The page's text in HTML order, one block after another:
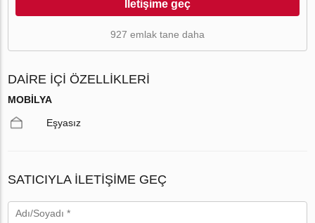
İletişime geç
927 emlak tane daha
DAIRE IÇI ÖZELLIKLERI
MOBILYA
Eşyasız
SATICIYLA ILETIŞIME GEÇ